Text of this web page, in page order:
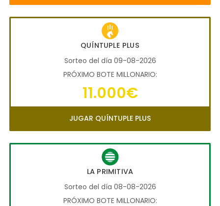
QUÍNTUPLE PLUS
Sorteo del día 09-08-2026
PRÓXIMO BOTE MILLONARIO:
11.000€
JUGAR QUÍNTUPLE PLUS
LA PRIMITIVA
Sorteo del día 08-08-2026
PRÓXIMO BOTE MILLONARIO: